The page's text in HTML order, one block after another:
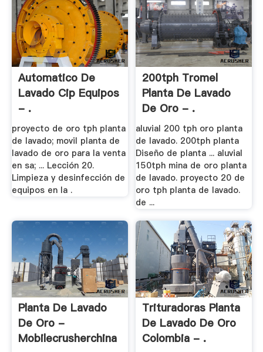
Automatico De
Lavado Cip Equipos
- .
proyecto de oro tph planta
de lavado; movil planta de
lavado de oro para la venta
en sa; ... Lección 20.
Limpieza y desinfección de
equipos en la .
200tph Tromel
Planta De Lavado
De Oro - .
aluvial 200 tph oro planta
de lavado. 200tph planta
Diseño de planta ... aluvial
150tph mina de oro planta
de lavado. proyecto 20 de
oro tph planta de lavado.
de ...
Planta De Lavado
De Oro -
Mobilecrusherchina
Trituradoras Planta
De Lavado De Oro
Colombia - .